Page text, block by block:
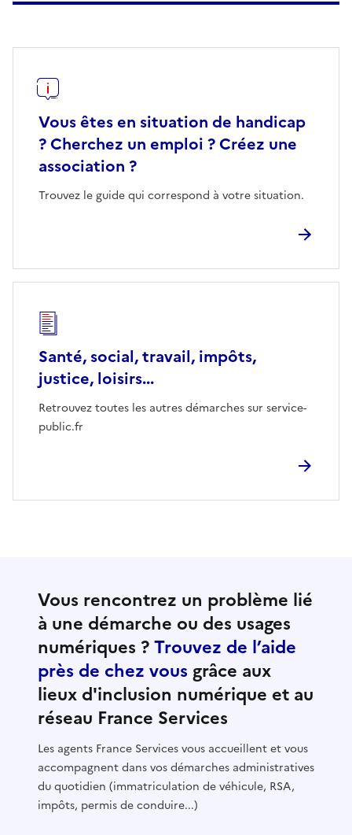
Vous êtes en situation de handicap
? Cherchez un emploi ? Créez une
association ?
Trouvez le guide qui correspond à votre situation.
Santé, social, travail, impôts,
justice, loisirs...
Retrouvez toutes les autres démarches sur service-
public.fr
Vous rencontrez un problème lié
à une démarche ou des usages
numériques ?Trouvez de l’aide
près de chez vous grâce aux
lieux d'inclusion numérique et au
réseau France Services
Les agents France Services vous accueillent et vous
accompagnent dans vos démarches administratives
du quotidien (immatriculation de véhicule, RSA,
impôts, permis de conduire...)